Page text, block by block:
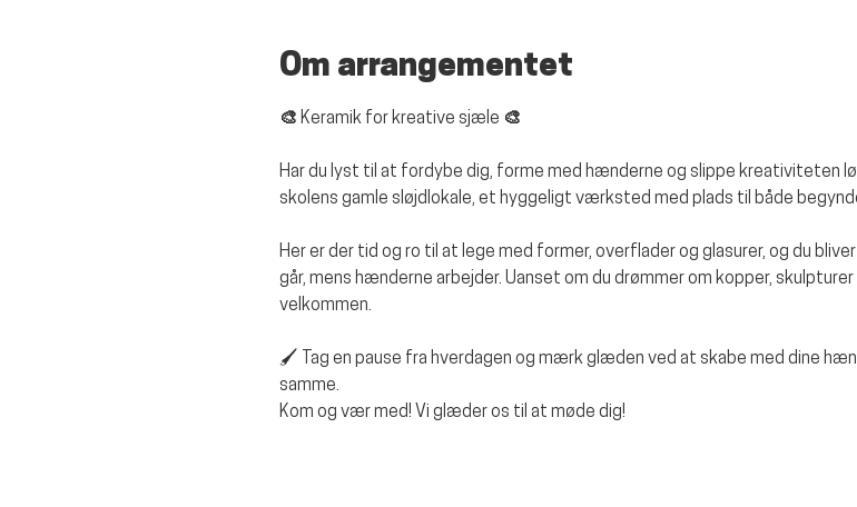
Om arrangementet
🎨 Keramik for kreative sjæle 🎨
Har du lyst til at fordybe dig, forme med hænderne og slippe kreativiteten
skolens gamle sløjdlokale, et hyggeligt værksted med plads til både
Her er der tid og ro til at lege med former, overflader og glasurer, og du
går, mens hænderne arbejder. Uanset om du drømmer om kopper,
velkommen.
🖌️ Tag en pause fra hverdagen og mærk glæden ved at skabe med dine
samme.
Kom og vær med! Vi glæder os til at møde dig!